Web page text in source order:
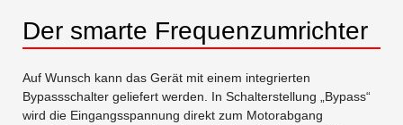
Der smarte Frequenzumrichter
Auf Wunsch kann das Gerät mit einem integrierten
Bypassschalter geliefert werden. In Schalterstellung „Bypass“
wird die Eingangsspannung direkt zum Motorabgang